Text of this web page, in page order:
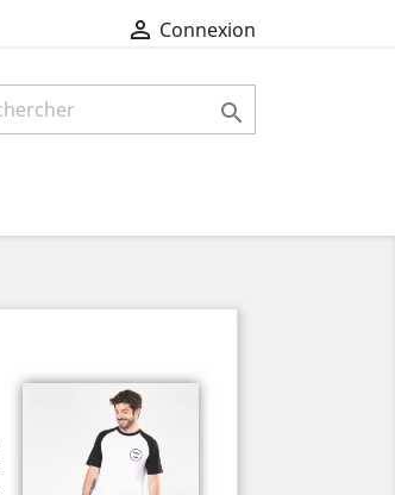
 Connexion
